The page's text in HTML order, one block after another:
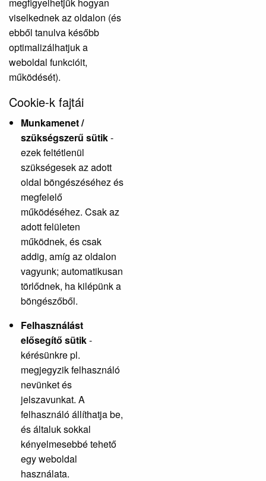
viselkednek az oldalon (és
ebből tanulva később
optimalizálhatjuk a
weboldal funkcióit,
működését).
Cookie-k fajtái
Munkamenet /
szükségszerű sütik-
ezek feltétlenül
szükségesek az adott
oldal böngészéséhez és
megfelelő
működéséhez. Csak az
adott felületen
működnek, és csak
addig, amíg az oldalon
vagyunk; automatikusan
törlődnek, ha kilépünk a
böngészőből.
Felhasználást
elősegítő sütik-
kérésünkre pl.
megjegyzik felhasználó
nevünket és
jelszavunkat. A
felhasználó állíthatja be,
és általuk sokkal
kényelmesebbé tehető
egy weboldal
használata.